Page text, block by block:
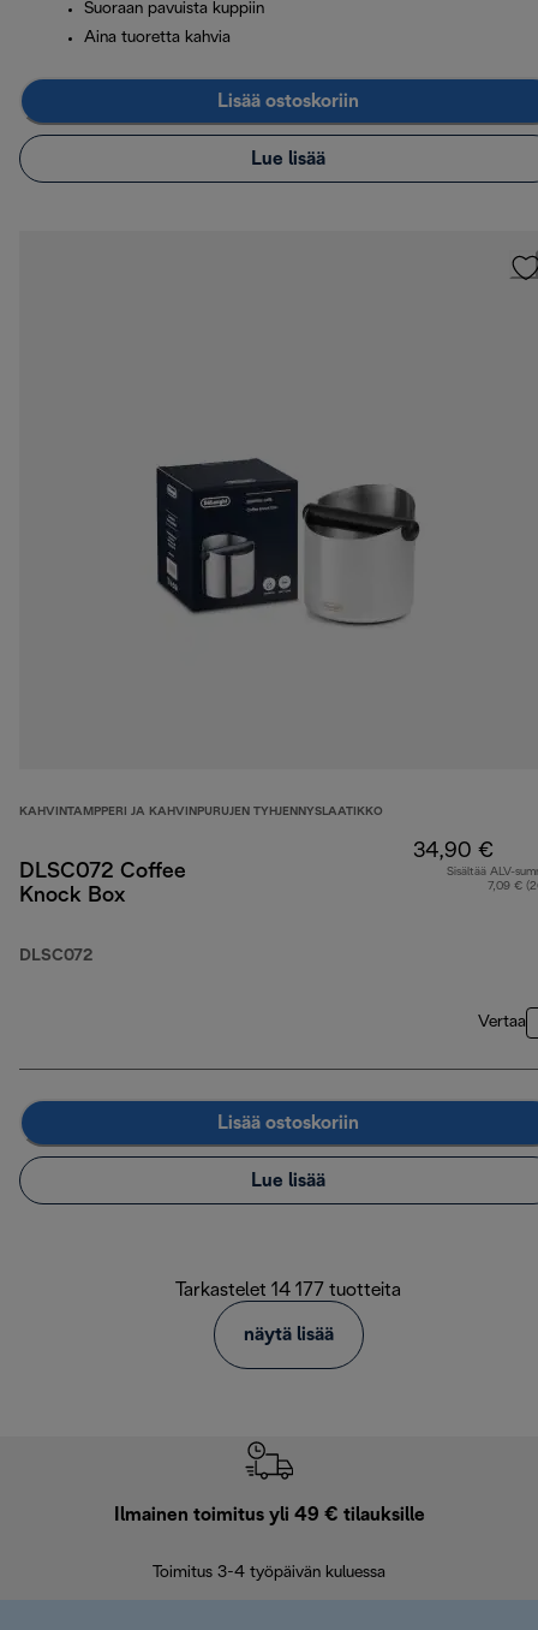
Suoraan pavuista kuppiin
Aina tuoretta kahvia
Lisää ostoskoriin
Lue lisää
KAHVINTAMPPERI JA KAHVINPURUJEN TYHJENNYSLAATIKKO
DLSC072 Coffee
Knock Box
DLSC072
34,90 €
Sisältää ALV-
7,09 €
Vertaa
Lisää ostoskoriin
Lue lisää
Tarkastelet 14 177 tuotteita
näytä lisää
Ilmainen toimitus yli 49 € tilauksille
Toimitus 3-4 työpäivän kuluessa